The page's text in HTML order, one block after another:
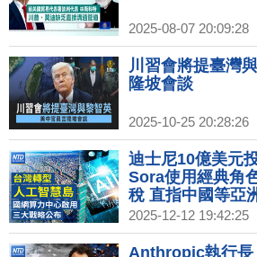
2025-08-07 20:09:28
川習會將提臺灣
隆坡會談
2025-10-25 20:28:26
迪士尼10億美元
Sora使用經典角
稅 直指中國等亞
地」｜創台灣主
赴國網中心啟用
雄旗艦總部 輪值
2025-12-12 19:42:25
Anthropic執行長